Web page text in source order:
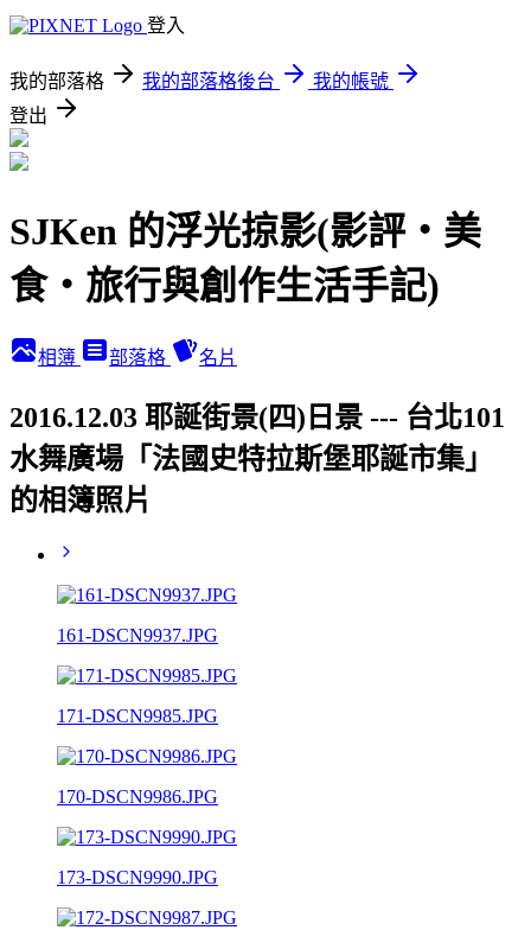
登入
我的部落格 我的部落格後台
我的帳號
登出
SJKen 的浮光掠影(影評‧美
食‧旅行與創作生活手記)
相簿 部落格 名片
2016.12.03 耶誕街景(四)日景 --- 台北101
水舞廣場「法國史特拉斯堡耶誕市集」
的相簿照片
161-DSCN9937.JPG
171-DSCN9985.JPG
170-DSCN9986.JPG
173-DSCN9990.JPG